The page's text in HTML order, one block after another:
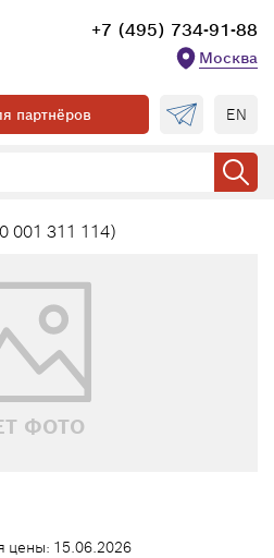
+7 (495) 734-91-88
Москва
партнёров EN
001 311 114)
ФОТО
цены: 15.06.2026